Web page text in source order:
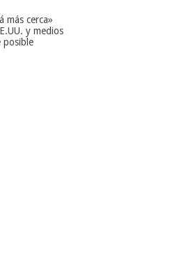
más cerca»
y medios
posible